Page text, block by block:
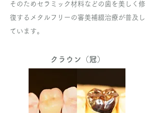
そのためセラミック材料などの歯を美しく修
復するメタルフリーの審美補綴治療が普及し
ています。
クラウン（冠）